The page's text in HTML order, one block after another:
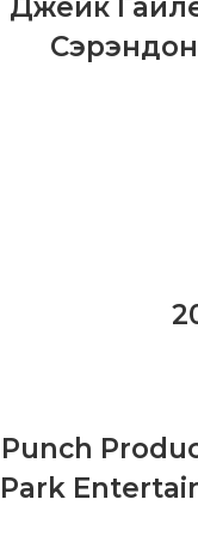
Джейк
Сэрэндон
Punch
Park